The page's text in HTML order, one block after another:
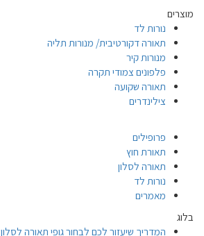
מוצרים
נורות לד
תאורה דקורטיבית/ מנורות תליה
מנורות קיר
פלפונים צמודי תקרה
תאורה שקועה
צילינדרים
פרופילים
תאורת חוץ
תאורה לסלון
נורות לד
מאמרים
בלוג
המדריך שיעזור לכם לבחור גופי תאורה לסלון